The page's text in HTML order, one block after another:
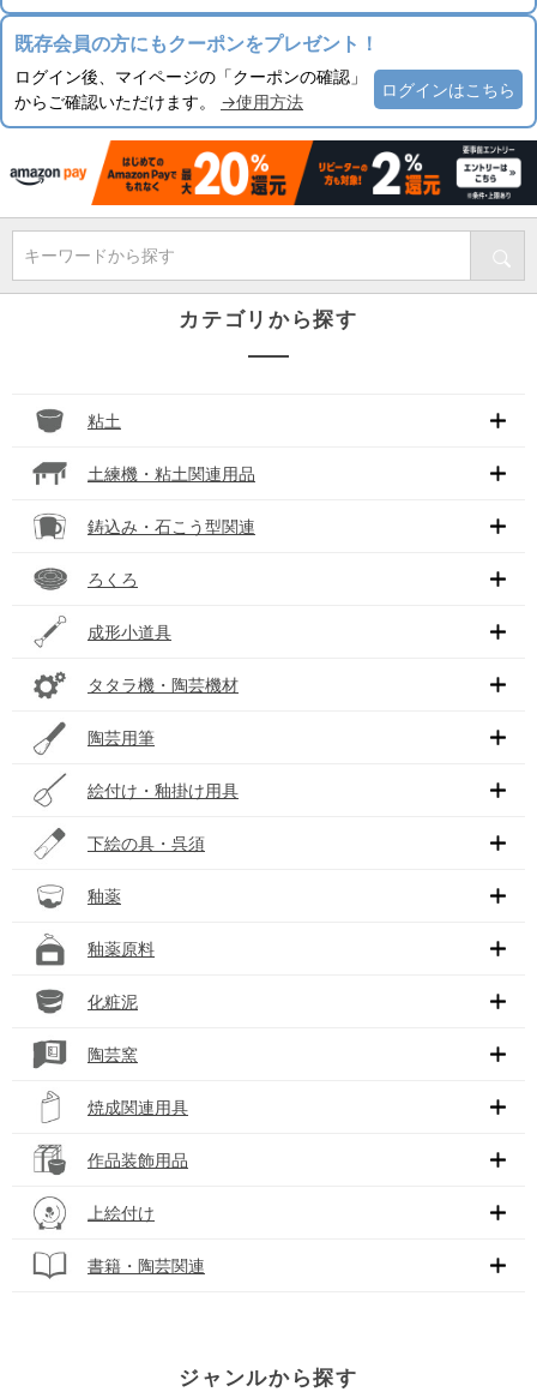
既存会員の方にもクーポンをプレゼント！
ログイン後、マイページの「クーポンの確認」
からご確認いただけます。 →使用方法
ログインはこちら
キーワードから探す
カテゴリから探す
粘土
土練機・粘土関連用品
鋳込み・石こう型関連
ろくろ
成形小道具
タタラ機・陶芸機材
陶芸用筆
絵付け・釉掛け用具
下絵の具・呉須
釉薬
釉薬原料
化粧泥
陶芸窯
焼成関連用具
作品装飾用品
上絵付け
書籍・陶芸関連
ジャンルから探す